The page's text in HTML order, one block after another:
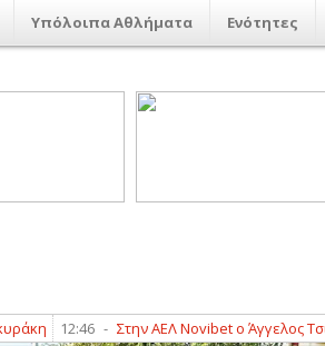
Υπόλοιπα Αθλήματα Ενότητες
12:46 - Στην ΑΕΛ Novibet ο Άγγελος Τσιγγάρας